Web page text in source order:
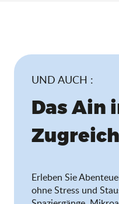
UND AUCH :
Das Ain
Erleben Sie
ohne Stress und